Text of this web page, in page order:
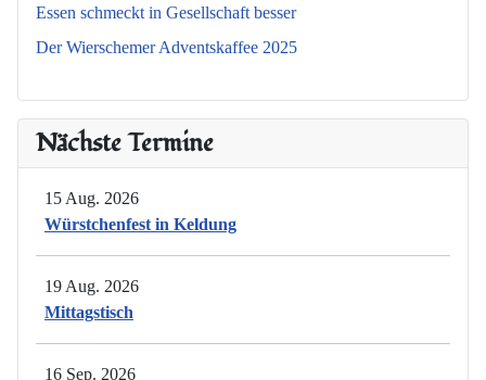
Essen schmeckt in Gesellschaft besser
Der Wierschemer Adventskaffee 2025
Nächste Termine
15 Aug. 2026
Würstchenfest in Keldung
19 Aug. 2026
Mittagstisch
16 Sep. 2026